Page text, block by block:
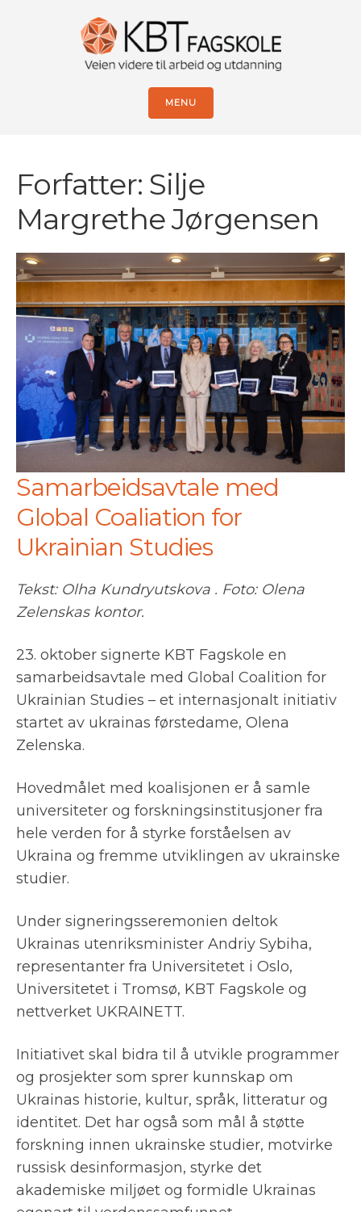
MENU
Forfatter: Silje
Margrethe Jørgensen
Samarbeidsavtale med
Global Coaliation for
Ukrainian Studies
Tekst: Olha Kundryutskova . Foto: Olena
Zelenskas kontor.
23. oktober signerte KBT Fagskole en
samarbeidsavtale med Global Coalition for
Ukrainian Studies – et internasjonalt initiativ
startet av ukrainas førstedame, Olena
Zelenska.
Hovedmålet med koalisjonen er å samle
universiteter og forskningsinstitusjoner fra
hele verden for å styrke forståelsen av
Ukraina og fremme utviklingen av ukrainske
studier.
Under signeringsseremonien deltok
Ukrainas utenriksminister Andriy Sybiha,
representanter fra Universitetet i Oslo,
Universitetet i Tromsø, KBT Fagskole og
nettverket UKRAINETT.
Initiativet skal bidra til å utvikle programmer
og prosjekter som sprer kunnskap om
Ukrainas historie, kultur, språk, litteratur og
identitet. Det har også som mål å støtte
forskning innen ukrainske studier, motvirke
russisk desinformasjon, styrke det
akademiske miljøet og formidle Ukrainas